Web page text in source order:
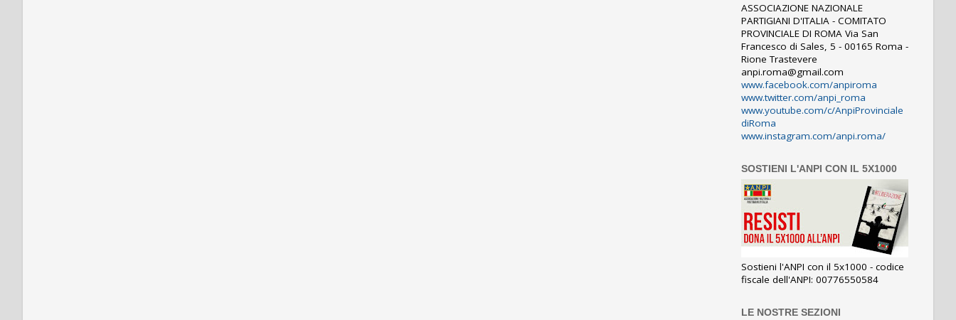
ASSOCIAZIONE NAZIONALE
PARTIGIANI D'ITALIA - COMITATO
PROVINCIALE DI ROMA Via San
Francesco di Sales, 5 - 00165 Roma -
Rione Trastevere
anpi.roma@gmail.com
www.facebook.com/anpiroma
www.twitter.com/anpi_roma
www.youtube.com/c/AnpiProvinciale
diRoma
www.instagram.com/anpi.roma/
SOSTIENI L'ANPI CON IL 5X1000
Sostieni l'ANPI con il 5x1000 - codice
fiscale dell'ANPI: 00776550584
LE NOSTRE SEZIONI